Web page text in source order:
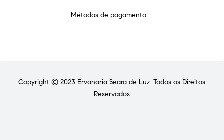
Métodos de pagamento:
Copyright © 2023 Ervanaria Seara de Luz. Todos os Direitos
Reservados